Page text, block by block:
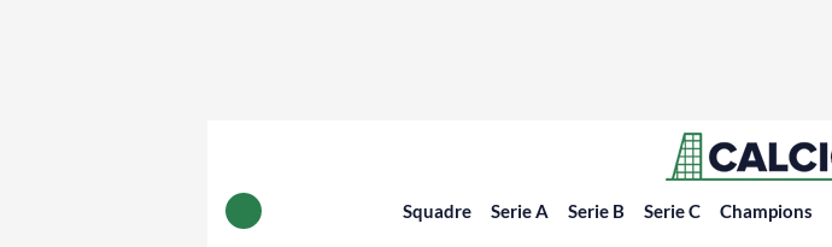
Squadre Serie A Serie B Serie C Champions